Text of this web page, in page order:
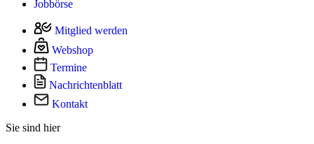
Jobbörse
Mitglied werden
Webshop
Termine
Nachrichtenblatt
Kontakt
Sie sind hier